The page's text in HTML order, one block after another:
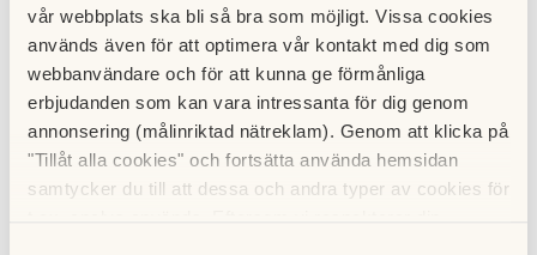
vår webbplats ska bli så bra som möjligt. Vissa cookies
används även för att optimera vår kontakt med dig som
webbanvändare och för att kunna ge förmånliga
erbjudanden som kan vara intressanta för dig genom
annonsering (målinriktad nätreklam). Genom att klicka på
"Tillåt alla cookies" och fortsätta använda hemsidan
samtycker du till att dessa och andra typer av cookies för
både tvättmedel och sköljmedel, vilket kan väljas till/från
individuellt vid varje tvätttillfälle. Föreningens tvätt- och
sköljmedel är både allergigodkända och miljömärkta.
Under 2014, 2015 så har det utförts relining av
avloppsrören i samtliga fastigheter. Detta projekt avslutade
i början av 2016. Nu har samtliga hus fått uppdaterade rör